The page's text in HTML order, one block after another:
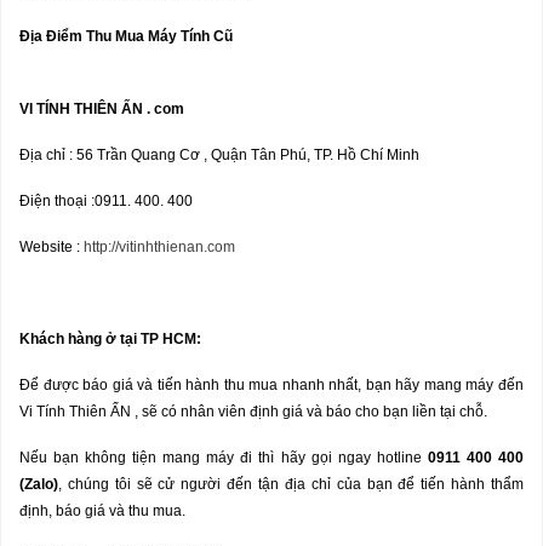
Địa Điểm Thu Mua Máy Tính Cũ
VI TÍNH THIÊN ẤN . com
Địa chỉ : 56 Trần Quang Cơ , Quận Tân Phú, TP. Hồ Chí Minh
Điện thoại :0911. 400. 400
Website : http://vitinhthienan.com
Khách hàng ở tại TP HCM:
Để được báo giá và tiến hành thu mua nhanh nhất, bạn hãy mang máy đến
Vi Tính Thiên ẤN , sẽ có nhân viên định giá và báo cho bạn liền tại chỗ.
Nếu bạn không tiện mang máy đi thì hãy gọi ngay hotline 0911 400 400
(Zalo) , chúng tôi sẽ cử người đến tận địa chỉ của bạn để tiến hành thẩm
định, báo giá và thu mua.